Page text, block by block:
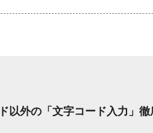
以外の「文字コード入力」徹